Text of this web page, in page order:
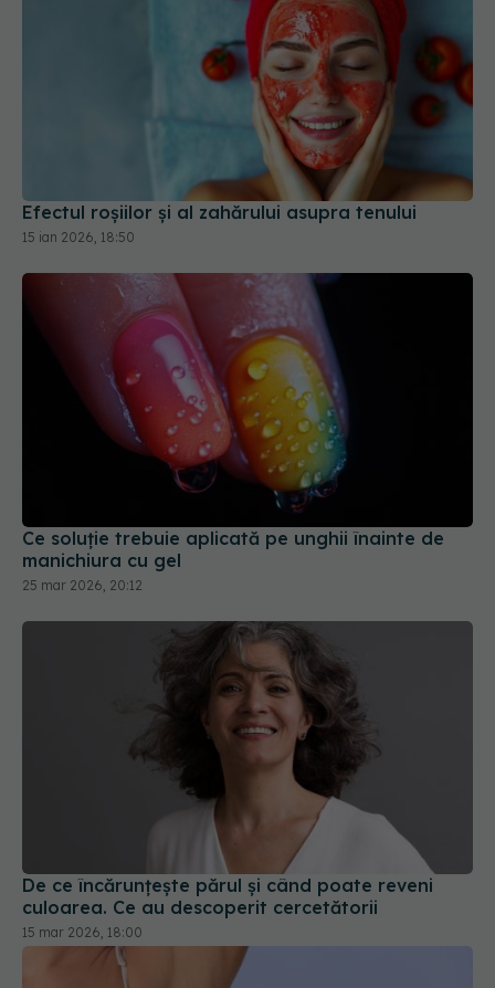
Efectul roșiilor și al zahărului asupra tenului
15 ian 2026, 18:50
Ce soluție trebuie aplicată pe unghii înainte de
manichiura cu gel
25 mar 2026, 20:12
De ce încărunțește părul și când poate reveni
culoarea. Ce au descoperit cercetătorii
15 mar 2026, 18:00